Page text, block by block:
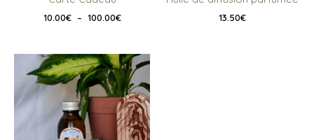
10.00€ – 100.00€Plage
10.00€
à
100.00€
13.50€